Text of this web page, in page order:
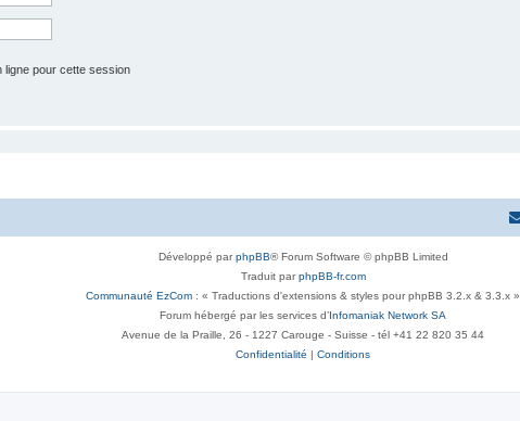
ligne pour cette session
Développé parphpBB® Forum Software © phpBB Limited
Traduit parphpBB-fr.com
Communauté EzCom : « Traductions d'extensions & styles pour phpBB 3.2.x & 3.3.x »
Forum hébergé par les services d’Infomaniak Network SA
Avenue de la Praille, 26 - 1227 Carouge - Suisse - tél +41 22 820 35 44
Confidentialité | Conditions